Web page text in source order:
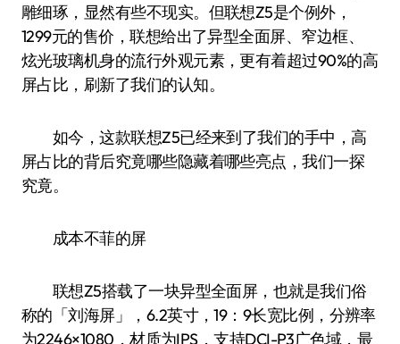
雕细琢，显然有些不现实。但联想Z5是个例外，
1299元的售价，联想给出了异型全面屏、窄边框、
炫光玻璃机身的流行外观元素，更有着超过90%的高
屏占比，刷新了我们的认知。
如今，这款联想Z5已经来到了我们的手中，高
屏占比的背后究竟哪些隐藏着哪些亮点，我们一探
究竟。
成本不菲的屏
联想Z5搭载了一块异型全面屏，也就是我们俗
称的「刘海屏」，6.2英寸，19：9长宽比例，分辨率
为2246×1080，材质为IPS，支持DCI-P3广色域，最